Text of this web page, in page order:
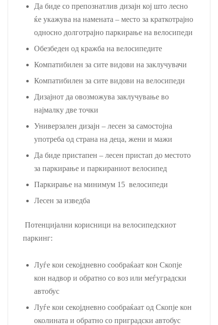
Да биде со препознатлив дизајн кој што лесно
ќе укажува на намената – место за краткотрајно
односно долготрајно паркирање на велосипеди
Обезбеден од кражба на велосипедите
Компaтибилен за сите видови на заклучувачи
Компатибилен за сите видови на велосипеди
Дизајнот да овозможува заклучување во
најмалку две точки
Универзален дизајн – лесен за самостојна
употреба од страна на деца, жени и мажи
Да биде пристапен – лесен пристап до местото
за паркирање и паркираниот велосипед
Паркирање на минимум 15 велосипеди
Лесен за изведба
Потенцијални корисници на велосипедскиот
паркинг:
Луѓе кои секојдневно сообраќаат кон Скопје
кон надвор и обратно со воз или меѓуградски
автобус
Луѓе кои секојдневно сообраќаат од Скопје кон
околината и обратно со приградски автобус